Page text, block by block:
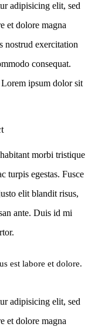
adipisicing elit, sed
et dolore magna
nostrud exercitation
consequat.
ipsum dolor sit
morbi tristique
turpis egestas. Fusce
elit blandit risus,
ante. Duis id mi
est labore et dolore.
adipisicing elit, sed
et dolore magna